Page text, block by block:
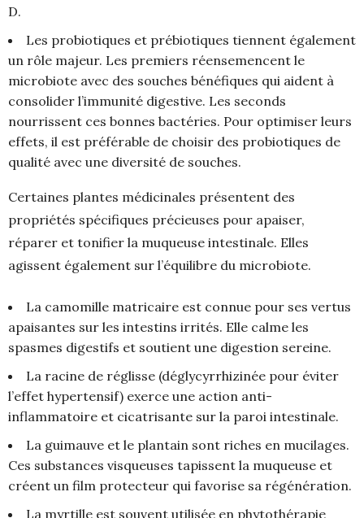
D.
Les probiotiques et prébiotiques tiennent également
un rôle majeur. Les premiers réensemencent le
microbiote avec des souches bénéfiques qui aident à
consolider l’immunité digestive. Les seconds
nourrissent ces bonnes bactéries. Pour optimiser leurs
effets, il est préférable de choisir des probiotiques de
qualité avec une diversité de souches.
Certaines plantes médicinales présentent des
propriétés spécifiques précieuses pour apaiser,
réparer et tonifier la muqueuse intestinale. Elles
agissent également sur l’équilibre du microbiote.
La camomille matricaire est connue pour ses vertus
apaisantes sur les intestins irrités. Elle calme les
spasmes digestifs et soutient une digestion sereine.
La racine de réglisse (déglycyrrhizinée pour éviter
l’effet hypertensif) exerce une action anti-
inflammatoire et cicatrisante sur la paroi intestinale.
La guimauve et le plantain sont riches en mucilages.
Ces substances visqueuses tapissent la muqueuse et
créent un film protecteur qui favorise sa régénération.
La myrtille est souvent utilisée en phytothérapie